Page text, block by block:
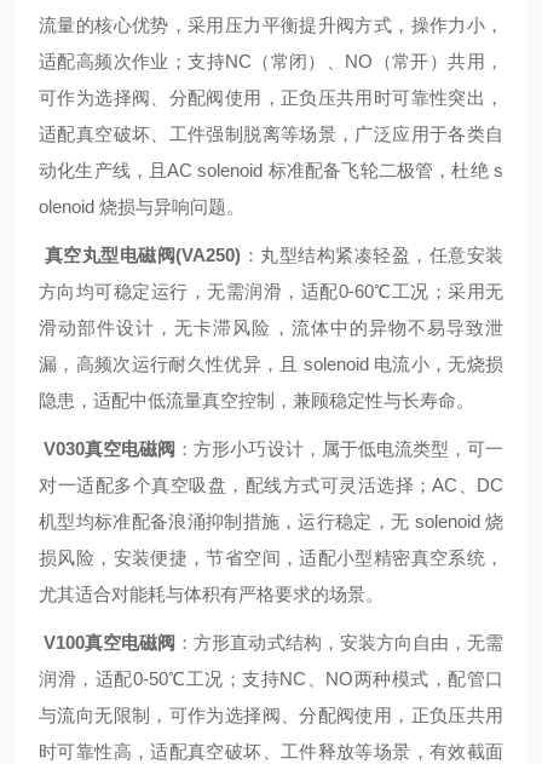
流量的核心优势，采用压力平衡提升阀方式，操作力小，
适配高频次作业；支持NC（常闭）、NO（常开）共用，
可作为选择阀、分配阀使用，正负压共用时可靠性突出，
适配真空破坏、工件强制脱离等场景，广泛应用于各类自
动化生产线，且AC solenoid 标准配备飞轮二极管，杜绝 s
olenoid 烧损与异响问题。
真空丸型电磁阀(VA250) ：丸型结构紧凑轻盈，任意安装
方向均可稳定运行，无需润滑，适配0-60℃工况；采用无
滑动部件设计，无卡滞风险，流体中的异物不易导致泄
漏，高频次运行耐久性优异，且 solenoid 电流小，无烧损
隐患，适配中低流量真空控制，兼顾稳定性与长寿命。
V030真空电磁阀 ：方形小巧设计，属于低电流类型，可一
对一适配多个真空吸盘，配线方式可灵活选择；AC、DC
机型均标准配备浪涌抑制措施，运行稳定，无 solenoid 烧
损风险，安装便捷，节省空间，适配小型精密真空系统，
尤其适合对能耗与体积有严格要求的场景。
V100真空电磁阀 ：方形直动式结构，安装方向自由，无需
润滑，适配0-50℃工况；支持NC、NO两种模式，配管口
与流向无限制，可作为选择阀、分配阀使用，正负压共用
时可靠性高，适配真空破坏、工件释放等场景，有效截面